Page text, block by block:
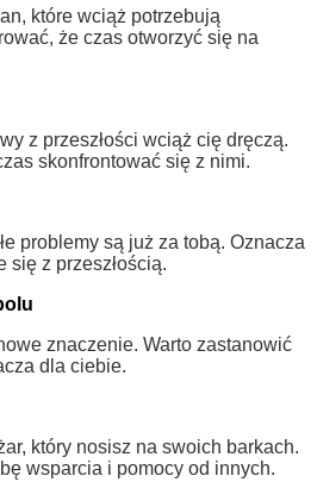
które wciąż potrzebują
że czas otworzyć się na
z przeszłości wciąż cię dręczą.
skonfrontować się z nimi.
problemy są już za tobą. Oznacza
z przeszłością.
znaczenie. Warto zastanowić
dla ciebie.
który nosisz na swoich barkach.
wsparcia i pomocy od innych.